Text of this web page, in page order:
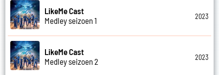
LikeMe Cast
Medley seizoen 1
2023
LikeMe Cast
Medley seizoen 2
2023